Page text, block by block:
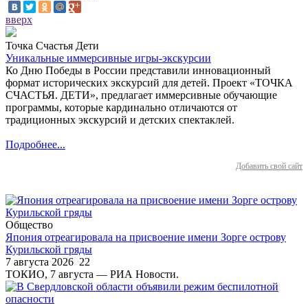
вверх
Точка Счастья Дети
Уникальные иммерсивные игры-экскурсии
Ко Дню Победы в России представили инновационный
формат исторических экскурсий для детей. Проект «ТОЧКА
СЧАСТЬЯ. ДЕТИ», предлагает иммерсивные обучающие
программы, которые кардинально отличаются от
традиционных экскурсий и детских спектаклей.
Подробнее...
Добавить свой сайт
Общество
Япония отреагировала на присвоение имени Зорге острову
Курильской гряды
7 августа 2026 22
ТОКИО, 7 августа — РИА Новости.